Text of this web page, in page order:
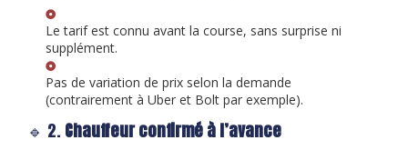
Le tarif est connu avant la course, sans surprise ni
supplément.
Pas de variation de prix selon la demande
(contrairement à Uber et Bolt par exemple).
🔹 2.Chauffeur confirmé à l’avance